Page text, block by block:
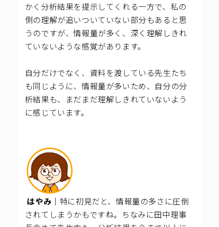
かく分析結果を提示してくれる一方で、私の
側の理解が追いついていない部分もあると思
うのですが、情報量が多く、深く理解しきれ
ていないような感覚があります。
自分だけでなく、資料を渡している先生たち
も同じように、情報量が多いため、自分の分
析結果も、まだまだ理解しきれていないよう
に感じています。
はやみ｜ 特に初見だと、情報量の多さに圧倒
されてしまうかもですね。 ちなみに田中理事